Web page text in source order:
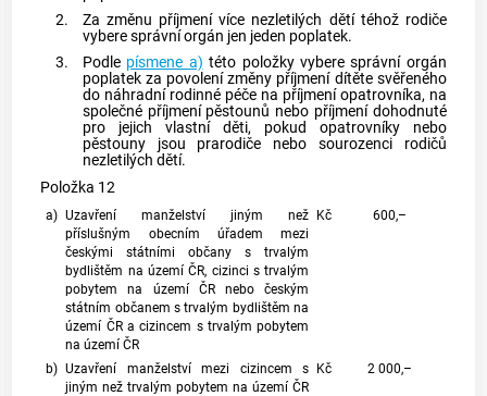
2.
Za změnu příjmení více nezletilých dětí téhož rodiče
vybere správní orgán jen jeden poplatek.
3.
Podle písmene a) této položky vybere správní orgán
poplatek za povolení změny příjmení dítěte svěřeného
do náhradní rodinné péče na příjmení opatrovníka, na
společné příjmení pěstounů nebo příjmení dohodnuté
pro jejich vlastní děti, pokud opatrovníky nebo
pěstouny jsou prarodiče nebo sourozenci rodičů
nezletilých dětí.
Položka 12
a) Uzavření manželství jiným než
příslušným obecním úřadem mezi
českými státními občany s trvalým
bydlištěm na území ČR, cizinci s trvalým
pobytem na území ČR nebo českým
státním občanem s trvalým bydlištěm na
území ČR a cizincem s trvalým pobytem
na území ČR
Kč 600,–
b) Uzavření manželství mezi cizincem s
jiným než trvalým pobytem na území ČR
Kč 2 000,–